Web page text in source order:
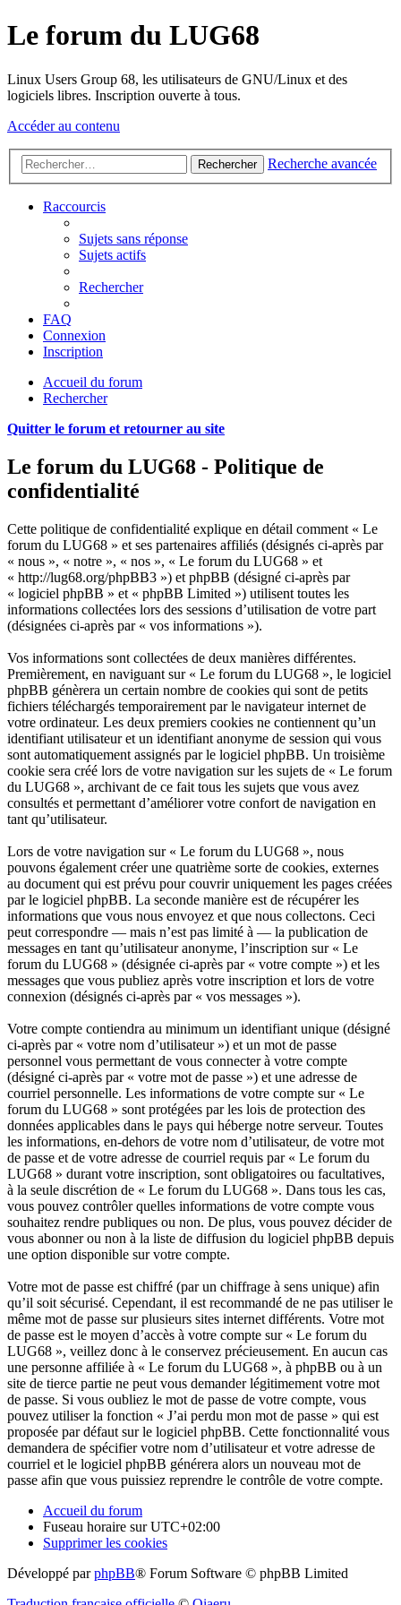
Le forum du LUG68
Linux Users Group 68, les utilisateurs de GNU/Linux et des
logiciels libres. Inscription ouverte à tous.
Accéder au contenu
Rechercher Recherche avancée
Raccourcis
Sujets sans réponse
Sujets actifs
Rechercher
FAQ
Connexion
Inscription
Accueil du forum
Rechercher
Quitter le forum et retourner au site
Le forum du LUG68 - Politique de
confidentialité
Cette politique de confidentialité explique en détail comment « Le
forum du LUG68 » et ses partenaires affiliés (désignés ci-après par
« nous », « notre », « nos », « Le forum du LUG68 » et
« http://lug68.org/phpBB3 ») et phpBB (désigné ci-après par
« logiciel phpBB » et « phpBB Limited ») utilisent toutes les
informations collectées lors des sessions d’utilisation de votre part
(désignées ci-après par « vos informations »).
Vos informations sont collectées de deux manières différentes.
Premièrement, en naviguant sur « Le forum du LUG68 », le logiciel
phpBB génèrera un certain nombre de cookies qui sont de petits
fichiers téléchargés temporairement par le navigateur internet de
votre ordinateur. Les deux premiers cookies ne contiennent qu’un
identifiant utilisateur et un identifiant anonyme de session qui vous
sont automatiquement assignés par le logiciel phpBB. Un troisième
cookie sera créé lors de votre navigation sur les sujets de « Le forum
du LUG68 », archivant de ce fait tous les sujets que vous avez
consultés et permettant d’améliorer votre confort de navigation en
tant qu’utilisateur.
Lors de votre navigation sur « Le forum du LUG68 », nous
pouvons également créer une quatrième sorte de cookies, externes
au document qui est prévu pour couvrir uniquement les pages créées
par le logiciel phpBB. La seconde manière est de récupérer les
informations que vous nous envoyez et que nous collectons. Ceci
peut correspondre — mais n’est pas limité à — la publication de
messages en tant qu’utilisateur anonyme, l’inscription sur « Le
forum du LUG68 » (désignée ci-après par « votre compte ») et les
messages que vous publiez après votre inscription et lors de votre
connexion (désignés ci-après par « vos messages »).
Votre compte contiendra au minimum un identifiant unique (désigné
ci-après par « votre nom d’utilisateur ») et un mot de passe
personnel vous permettant de vous connecter à votre compte
(désigné ci-après par « votre mot de passe ») et une adresse de
courriel personnelle. Les informations de votre compte sur « Le
forum du LUG68 » sont protégées par les lois de protection des
données applicables dans le pays qui héberge notre serveur. Toutes
les informations, en-dehors de votre nom d’utilisateur, de votre mot
de passe et de votre adresse de courriel requis par « Le forum du
LUG68 » durant votre inscription, sont obligatoires ou facultatives,
à la seule discrétion de « Le forum du LUG68 ». Dans tous les cas,
vous pouvez contrôler quelles informations de votre compte vous
souhaitez rendre publiques ou non. De plus, vous pouvez décider de
vous abonner ou non à la liste de diffusion du logiciel phpBB depuis
une option disponible sur votre compte.
Votre mot de passe est chiffré (par un chiffrage à sens unique) afin
qu’il soit sécurisé. Cependant, il est recommandé de ne pas utiliser le
même mot de passe sur plusieurs sites internet différents. Votre mot
de passe est le moyen d’accès à votre compte sur « Le forum du
LUG68 », veillez donc à le conservez précieusement. En aucun cas
une personne affiliée à « Le forum du LUG68 », à phpBB ou à un
site de tierce partie ne peut vous demander légitimement votre mot
de passe. Si vous oubliez le mot de passe de votre compte, vous
pouvez utiliser la fonction « J’ai perdu mon mot de passe » qui est
proposée par défaut sur le logiciel phpBB. Cette fonctionnalité vous
demandera de spécifier votre nom d’utilisateur et votre adresse de
courriel et le logiciel phpBB générera alors un nouveau mot de
passe afin que vous puissiez reprendre le contrôle de votre compte.
Accueil du forum
Fuseau horaire surUTC+02:00
Supprimer les cookies
Développé parphpBB® Forum Software © phpBB Limited